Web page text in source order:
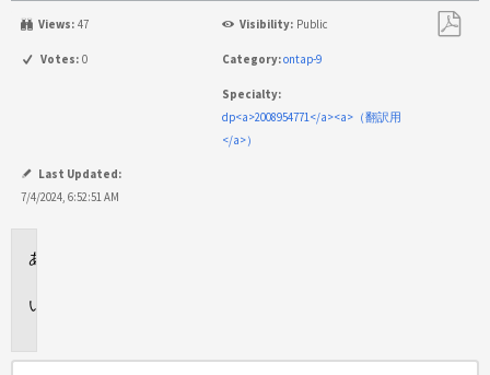
Views: 47 Visibility: Public
Votes: 0 Category:ontap-9
Specialty:
dp<a>2008954771</a><a>（翻訳用
</a>）
Last Updated:
7/4/2024, 6:52:51 AM